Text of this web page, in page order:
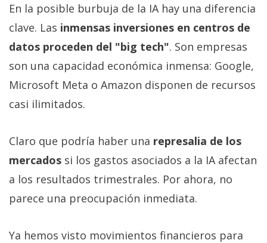
En la posible burbuja de la IA hay una diferencia
clave. Las inmensas inversiones en centros de
datos proceden del "big tech". Son empresas
son una capacidad económica inmensa: Google,
Microsoft Meta o Amazon disponen de recursos
casi ilimitados.
Claro que podría haber una represalia de los
mercados si los gastos asociados a la IA afectan
a los resultados trimestrales. Por ahora, no
parece una preocupación inmediata.
Ya hemos visto movimientos financieros para